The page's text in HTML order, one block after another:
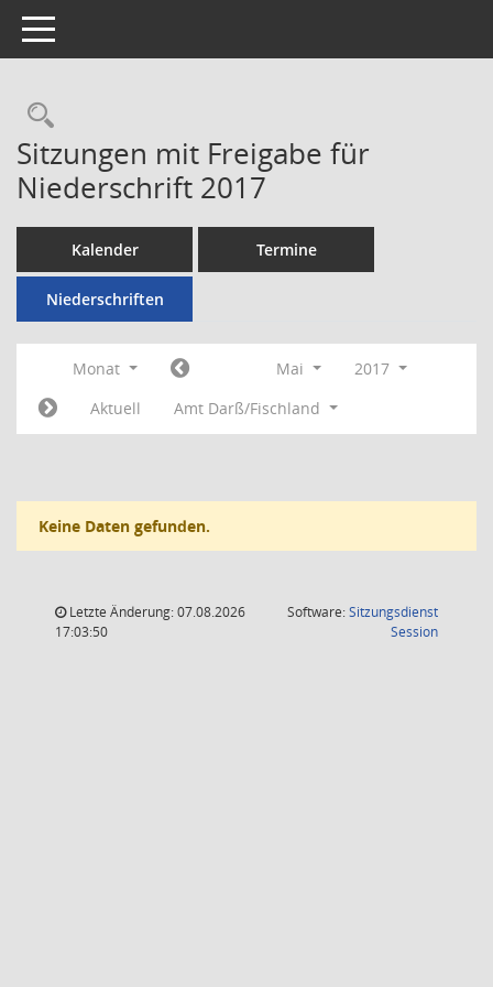
Toggle navigation
Rechercheauswahl
Sitzungen mit Freigabe für
Niederschrift 2017
Kalender Termine
Niederschriften
Monat Mai
2017
Aktuell
Amt Darß/Fischland
Keine Daten gefunden.
Letzte Änderung: 07.08.2026
17:03:50
Software:Sitzungsdienst
Session(Wird in